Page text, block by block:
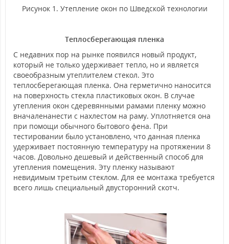
Рисунок 1. Утепление окон по Шведской технологии
Теплосберегающая пленка
С недавних пор на рынке появился новый продукт,
который не только удерживает тепло, но и является
своеобразным утеплителем стекол. Это
теплосберегающая пленка. Она герметично наносится
на поверхность стекла пластиковых окон. В случае
утепления окон сдеревянными рамами пленку можно
вначаленанести с нахлестом на раму. Уплотняется она
при помощи обычного бытового фена. При
тестировании было установлено, что данная пленка
удерживает постоянную температуру на протяжении 8
часов. Довольно дешевый и действенный способ для
утепления помещения. Эту пленку называют
невидимым третьим стеклом. Для ее монтажа требуется
всего лишь специальный двусторонний скотч.